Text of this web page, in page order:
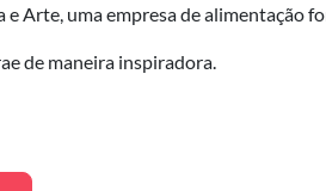
Arte, uma empresa de alimentação
de maneira inspiradora.